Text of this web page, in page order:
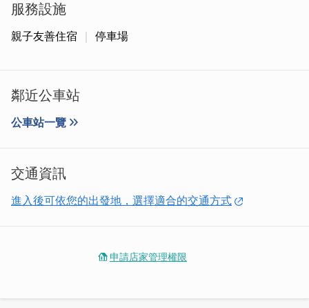
圍，高級的木材飄散著淡雅的清香，使旅人可全然地在此放
鬆身心，享受舒服自在的夜晚，在這裡，製造一個難忘的假
期時光。
服務設施
親子友善住宿 停車場
鄰近公車站
公車站一覽
交通資訊
進入後可依您的出發地，選擇適合的交通方式
申請店家管理權限